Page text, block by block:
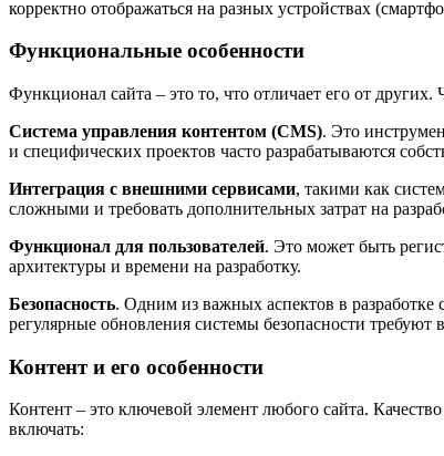
корректно отображаться на разных устройствах
Функциональные особенности
Функционал сайта – это то, что отличает его от
Система управления контентом (CMS). Это
и специфических проектов часто разрабатываются
Интеграция с внешними сервисами, такими как
сложными и требовать дополнительных затрат на
Функционал для пользователей. Это может быть
архитектуры и времени на разработку.
Безопасность. Одним из важных аспектов в
регулярные обновления системы безопасности требуют
Контент и его особенности
Контент – это ключевой элемент любого сайта.
включать: